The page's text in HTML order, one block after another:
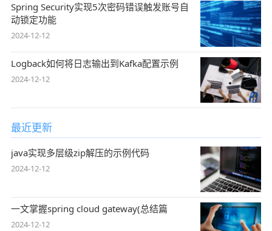
Spring Security实现5次密码错误触发账号自
动锁定功能
2024-12-12
Logback如何将日志输出到Kafka配置示例
2024-12-12
最近更新
java实现多层级zip解压的示例代码
2024-12-12
一文掌握spring cloud gateway(总结篇
2024-12-12